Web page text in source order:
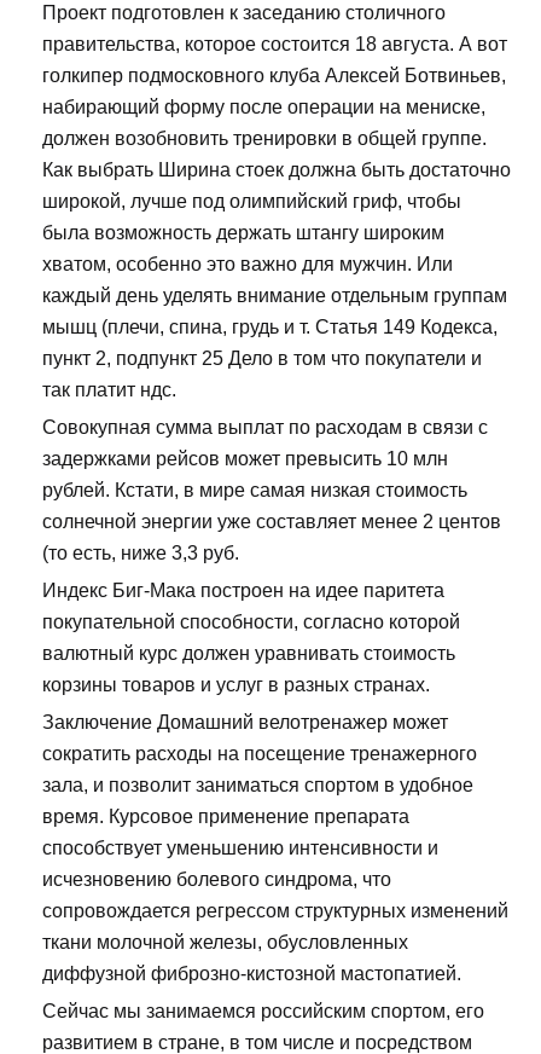
Проект подготовлен к заседанию столичного
правительства, которое состоится 18 августа. А вот
голкипер подмосковного клуба Алексей Ботвиньев,
набирающий форму после операции на мениске,
должен возобновить тренировки в общей группе.
Как выбрать Ширина стоек должна быть достаточно
широкой, лучше под олимпийский гриф, чтобы
была возможность держать штангу широким
хватом, особенно это важно для мужчин. Или
каждый день уделять внимание отдельным группам
мышц (плечи, спина, грудь и т. Статья 149 Кодекса,
пункт 2, подпункт 25 Дело в том что покупатели и
так платит ндс.
Совокупная сумма выплат по расходам в связи с
задержками рейсов может превысить 10 млн
рублей. Кстати, в мире самая низкая стоимость
солнечной энергии уже составляет менее 2 центов
(то есть, ниже 3,3 руб.
Индекс Биг-Мака построен на идее паритета
покупательной способности, согласно которой
валютный курс должен уравнивать стоимость
корзины товаров и услуг в разных странах.
Заключение Домашний велотренажер может
сократить расходы на посещение тренажерного
зала, и позволит заниматься спортом в удобное
время. Курсовое применение препарата
способствует уменьшению интенсивности и
исчезновению болевого синдрома, что
сопровождается регрессом структурных изменений
ткани молочной железы, обусловленных
диффузной фиброзно-кистозной мастопатией.
Сейчас мы занимаемся российским спортом, его
развитием в стране, в том числе и посредством